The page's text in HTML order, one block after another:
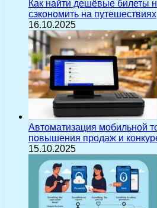
Как найти дешёвые билеты
сэкономить на путешествиях
16.10.2025
Автоматизация мобильной
повышения продаж и
15.10.2025